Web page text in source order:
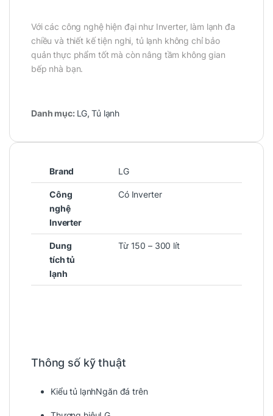
Với các công nghệ hiện đại như Inverter, làm lạnh đa
chiều và thiết kế tiện nghi, tủ lạnh không chỉ bảo
quản thực phẩm tốt mà còn nâng tầm không gian
bếp nhà bạn.
Danh mục: LG,Tủ lạnh
Brand LG
Công
nghệ
Inverter
Có Inverter
Dung
tích tủ
lạnh
Từ 150 – 300 lít
Thông số kỹ thuật
Kiểu tủ lạnhNgăn đá trên